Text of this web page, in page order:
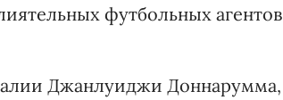
футбольных агентов
Джанлуиджи Доннарумма,